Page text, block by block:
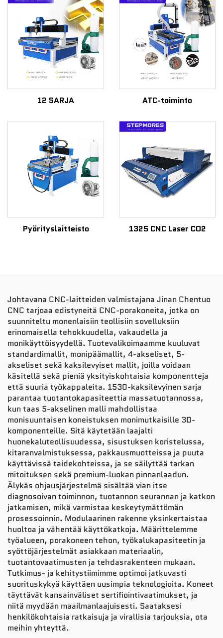
12 SARJA ATC-toiminto
Pyörityslaitteisto 1325 CNC Laser CO2
Johtavana CNC-laitteiden valmistajana Jinan Chentuo
CNC tarjoaa edistyneitä CNC-porakoneita, jotka on
suunniteltu monenlaisiin teollisiin sovelluksiin
erinomaisella tehokkuudella, vakaudella ja
monikäyttöisyydellä. Tuotevalikoimaamme kuuluvat
standardimallit, monipäämallit, 4-akseliset, 5-
akseliset sekä kaksilevyiset mallit, joilla voidaan
käsitellä sekä pieniä yksityiskohtaisia komponentteja
että suuria työkappaleita. 1530-kaksilevyinen sarja
parantaa tuotantokapasiteettia massatuotannossa,
kun taas 5-akselinen malli mahdollistaa
monisuuntaisen koneistuksen monimutkaisille 3D-
komponenteille. Sitä käytetään laajalti
huonekaluteollisuudessa, sisustuksen koristelussa,
kitaranvalmistuksessa, pakkausmuotteissa ja puuta
käyttävissä taidekohteissa, ja se säilyttää tarkan
mitoituksen sekä premium-luokan pinnanlaadun.
Älykäs ohjausjärjestelmä sisältää vian itse
diagnosoivan toiminnon, tuotannon seurannan ja katkon
jatkamisen, mikä varmistaa keskeytymättömän
prosessoinnin. Modulaarinen rakenne yksinkertaistaa
huoltoa ja vähentää käyttökatkoja. Määrittelemme
työalueen, porakoneen tehon, työkalukapasiteetin ja
syöttöjärjestelmät asiakkaan materiaalin,
tuotantovaatimusten ja tehdasrakenteen mukaan.
Tutkimus- ja kehitystiimimme optimoi jatkuvasti
suorituskykyä käyttäen uusimpia teknologioita. Koneet
täyttävät kansainväliset sertifiointivaatimukset, ja
niitä myydään maailmanlaajuisesti. Saataksesi
henkilökohtaisia ratkaisuja ja virallisia tarjouksia, ota
meihin yhteyttä.